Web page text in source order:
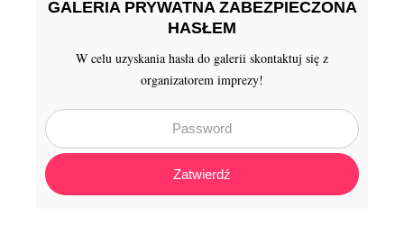
GALERIA PRYWATNA ZABEZPIECZONA
HASŁEM
W celu uzyskania hasła do galerii skontaktuj się z
organizatorem imprezy!
Zatwierdź